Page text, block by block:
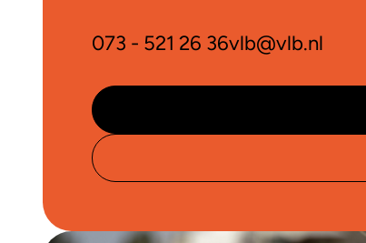
073 - 521 26 36vlb@vlb.nl